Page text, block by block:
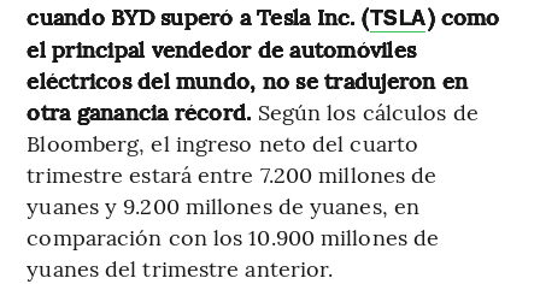
cuando BYD superó a Tesla Inc. (TSLA) como
el principal vendedor de automóviles
eléctricos del mundo, no se tradujeron en
otra ganancia récord. Según los cálculos de
Bloomberg, el ingreso neto del cuarto
trimestre estará entre 7.200 millones de
yuanes y 9.200 millones de yuanes, en
comparación con los 10.900 millones de
yuanes del trimestre anterior.